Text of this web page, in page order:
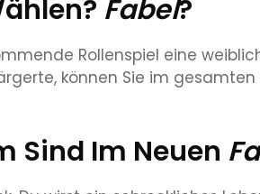
Fabel?
Rollenspiel eine
können Sie im gesamten
Sind Im Neuen